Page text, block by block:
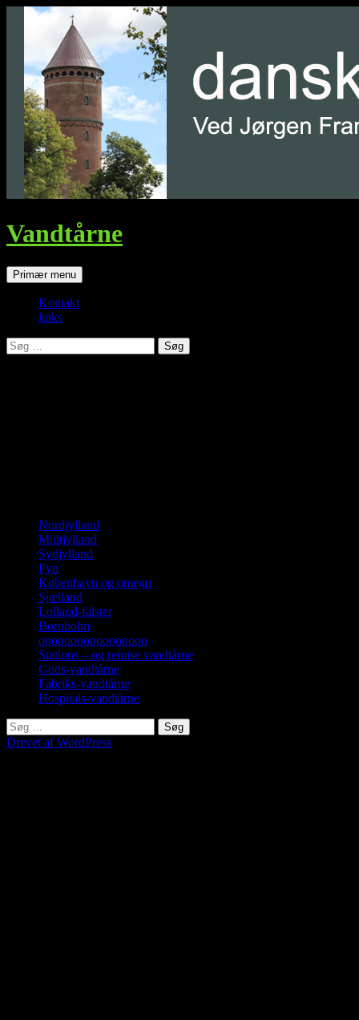
Vandtårne
SøgPrimær menu Hop
til
Kontakt
links
Søg
efter:
Nordjylland
Midtjylland
Sydjylland
Fyn
København og omegn
Sjælland
Lolland-falster
Bornholm
ooooooooooooooooo
Stations – og remise vandtårne
Gods-vandtårne
Fabriks-vandtårne
Hospitals-vandtårne
Søg
efter:
Drevet af WordPress